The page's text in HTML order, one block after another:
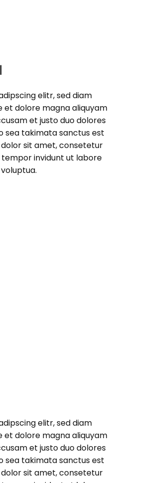
elitr, sed diam
dolore magna aliquyam
et justo duo dolores
sea takimata sanctus est
sit amet, consetetur
invidunt ut labore
elitr, sed diam
dolore magna aliquyam
et justo duo dolores
sea takimata sanctus est
sit amet, consetetur